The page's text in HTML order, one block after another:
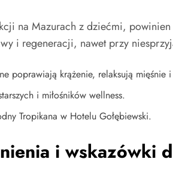
na Mazurach z dziećmi,
i regeneracji, nawet przy
poprawiają krążenie, relaksują mięśnie
i miłośników wellness.
Tropikana w Hotelu Gołębiewski.
i wskazówki